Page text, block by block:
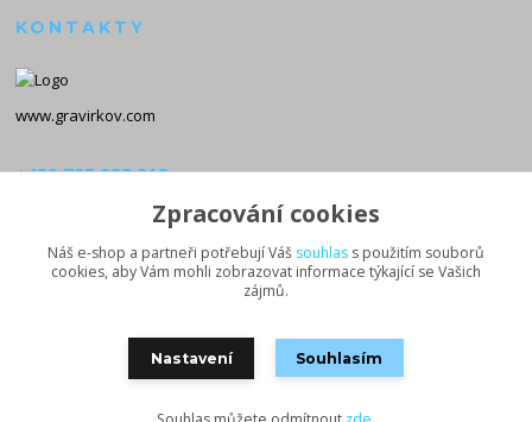
KONTAKTY
www.gravirkov.com
+420 735 923 312
info@gravirkov.com
Zpracování cookies
Náš e-shop a partneři potřebují Váš souhlas s použitím souborů
cookies, aby Vám mohli zobrazovat informace týkající se Vašich
zájmů.
Nastavení Souhlasím